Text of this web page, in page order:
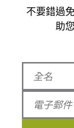
不要錯過
助